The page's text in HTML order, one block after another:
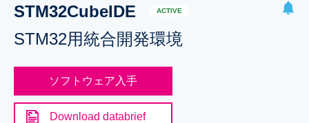
Pleaselog into show your saved searches.
STM32CubeIDE ACTIVE
STM32用統合開発環境
ソフトウェア入手
Download databrief